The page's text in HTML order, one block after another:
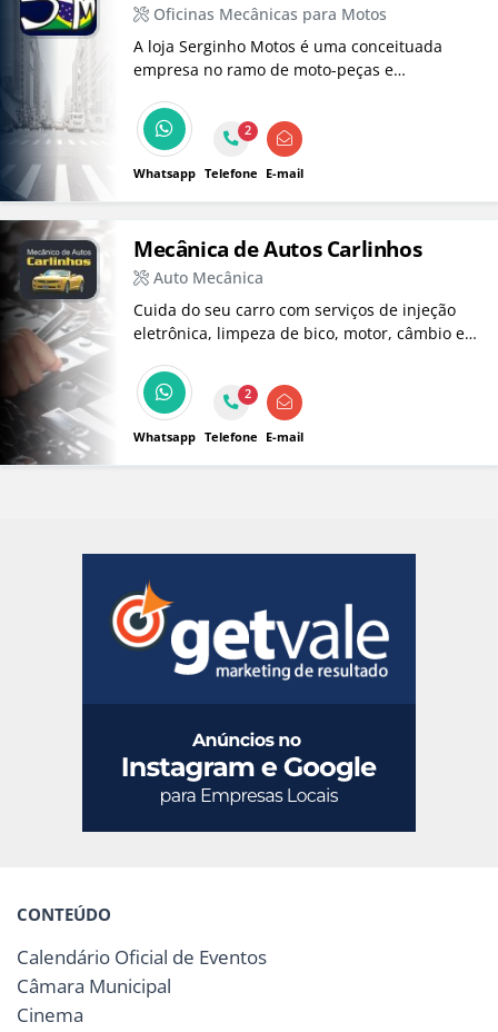
Oficinas Mecânicas para Motos
A loja Serginho Motos é uma conceituada
empresa no ramo de moto-peças e
Whatsapp
2
Telefone E-mail
Mecânica de Autos Carlinhos
Auto Mecânica
Cuida do seu carro com serviços de injeção
eletrônica, limpeza de bico, motor, câmbio e
Whatsapp
2
Telefone E-mail
CONTEÚDO
Calendário Oficial de Eventos
Câmara Municipal
Cinema